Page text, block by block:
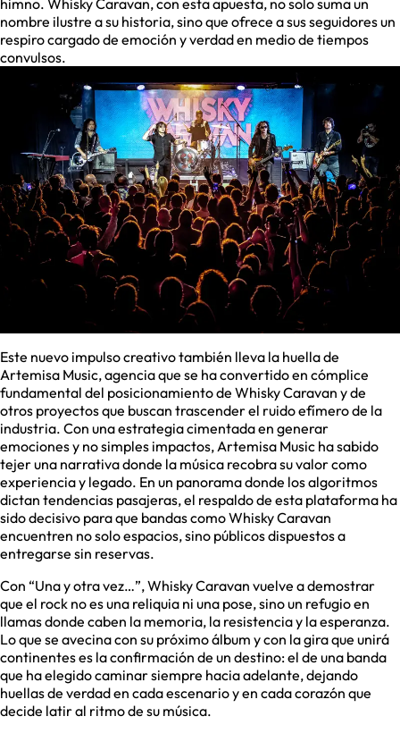
himno. Whisky Caravan, con esta apuesta, no solo suma un
nombre ilustre a su historia, sino que ofrece a sus seguidores un
respiro cargado de emoción y verdad en medio de tiempos
convulsos.
Este nuevo impulso creativo también lleva la huella de
Artemisa Music, agencia que se ha convertido en cómplice
fundamental del posicionamiento de Whisky Caravan y de
otros proyectos que buscan trascender el ruido efímero de la
industria. Con una estrategia cimentada en generar
emociones y no simples impactos, Artemisa Music ha sabido
tejer una narrativa donde la música recobra su valor como
experiencia y legado. En un panorama donde los algoritmos
dictan tendencias pasajeras, el respaldo de esta plataforma ha
sido decisivo para que bandas como Whisky Caravan
encuentren no solo espacios, sino públicos dispuestos a
entregarse sin reservas.
Con “Una y otra vez…”, Whisky Caravan vuelve a demostrar
que el rock no es una reliquia ni una pose, sino un refugio en
llamas donde caben la memoria, la resistencia y la esperanza.
Lo que se avecina con su próximo álbum y con la gira que unirá
continentes es la confirmación de un destino: el de una banda
que ha elegido caminar siempre hacia adelante, dejando
huellas de verdad en cada escenario y en cada corazón que
decide latir al ritmo de su música.